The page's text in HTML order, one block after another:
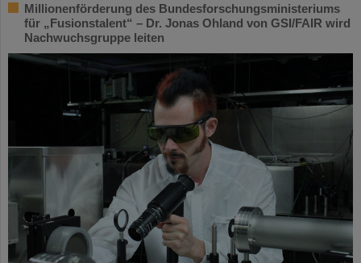
Millionenförderung des Bundesforschungsministeriums
für „Fusionstalent“ – Dr. Jonas Ohland von GSI/FAIR wird
Nachwuchsgruppe leiten